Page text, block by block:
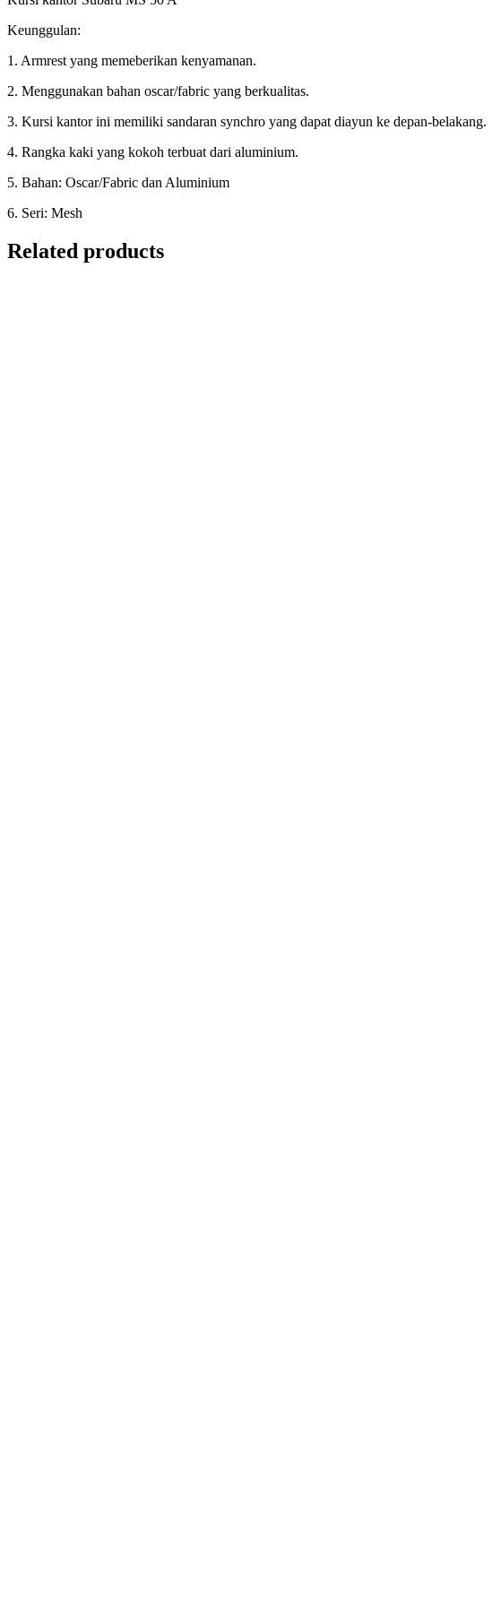
Keunggulan:
1. Armrest yang memeberikan kenyamanan.
2. Menggunakan bahan oscar/fabric yang berkualitas.
3. Kursi kantor ini memiliki sandaran synchro yang dapat diayun ke depan-belakang.
4. Rangka kaki yang kokoh terbuat dari aluminium.
5. Bahan: Oscar/Fabric dan Aluminium
6. Seri: Mesh
Related products